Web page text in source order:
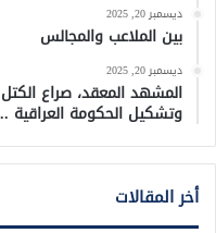
ديسمبر 20, 2025
بين الملاعب والمجالس
ديسمبر 20, 2025
المشهد المعقد، صراع الكتل
وتشكيل الحكومة العراقية
أخر المقالات